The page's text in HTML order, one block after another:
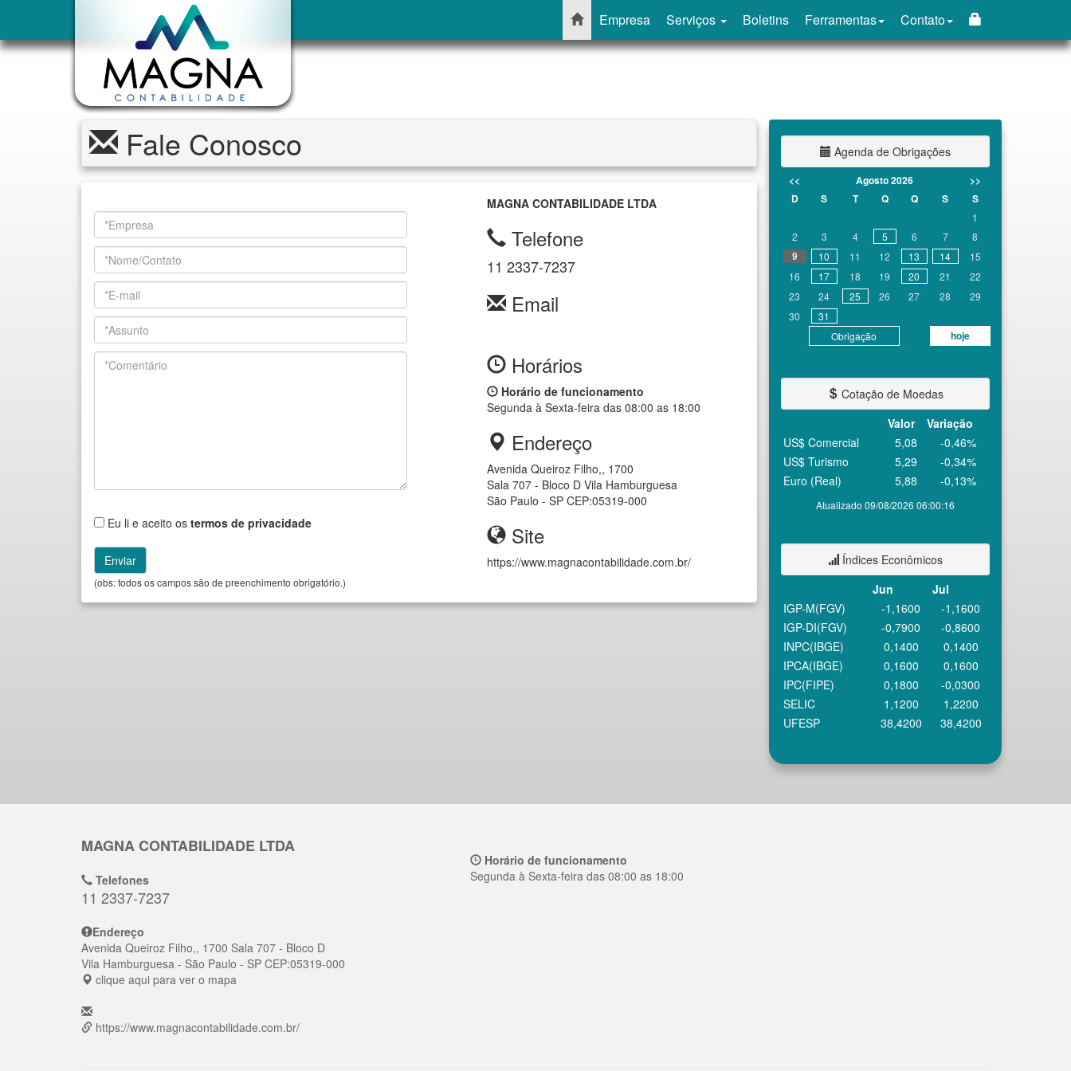
Empresa Serviços Boletins Ferramentas Contato
Fale Conosco
Eu li e aceito os termos de privacidade
(obs: todos os campos são de preenchimento obrigatório.)
MAGNA CONTABILIDADE LTDA
Telefone
11 2337-7237
Email
Horários
Horário de funcionamento
Segunda à Sexta-feira das 08:00 as 18:00
Endereço
Avenida Queiroz Filho,, 1700
Sala 707 - Bloco D Vila Hamburguesa
São Paulo - SP CEP:05319-000
Site
https://www.magnacontabilidade.com.br/
Agenda de Obrigações
<< Agosto 2026
>>
D
S T Q Q S S
Obrigação hoje
1
2
3 4 5 6 7 8
9 10 11 12 13 14
15
16
17 18 19 20 21
22
23
24 25 26 27 28
29
30
31
Cotação de Moedas
Valor
Variação
Atualizado 09/08/2026 06:00:16
US$ Comercial 5,08
-0,46%
US$ Turismo
5,29
-0,34%
Euro (Real)
5,88 -0,13%
Índices Econômicos
Jun
Jul
IGP-M(FGV)
-1,1600
-1,1600
IGP-DI(FGV)
-0,7900
-0,8600
INPC(IBGE)
0,1400
0,1400
IPCA(IBGE)
0,1600
0,1600
IPC(FIPE)
0,1800
-0,0300
SELIC
1,1200
1,2200
UFESP
38,4200 38,4200
MAGNA CONTABILIDADE LTDA
Telefones
11 2337-7237
Endereço
Avenida Queiroz Filho,, 1700 Sala 707 - Bloco D
Vila Hamburguesa - São Paulo - SP CEP:05319-000
clique aqui para ver o mapa
https://www.magnacontabilidade.com.br/
Horário de funcionamento
Segunda à Sexta-feira das 08:00 as 18:00